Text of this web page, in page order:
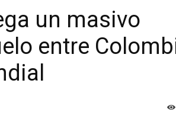
un masivo
entre